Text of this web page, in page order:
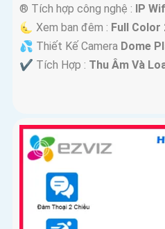
®️ Tích hợp công nghệ : IP
🌜 Xem ban đêm : Full Color
💦 Thiết Kế Camera Dome
️✔️ Tích Hợp : Thu Âm Và